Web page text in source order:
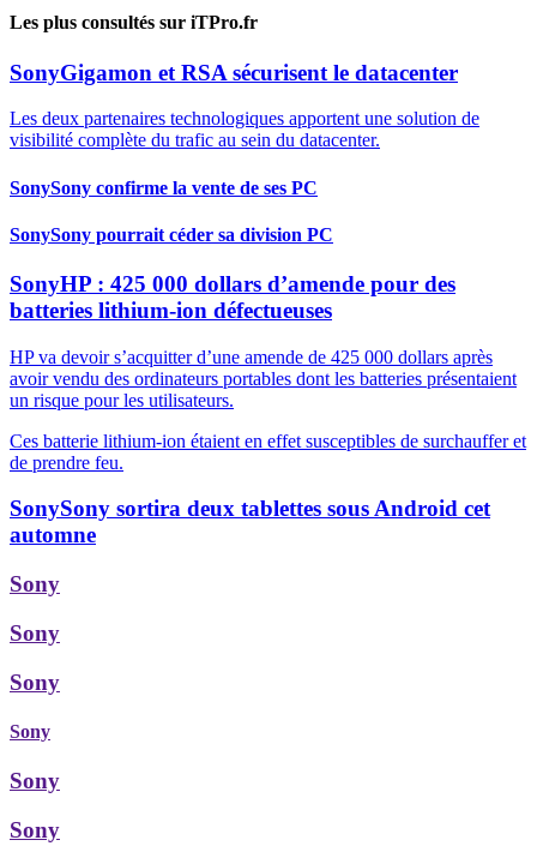
Les plus consultés sur iTPro.fr
SonyGigamon et RSA sécurisent le datacenter
Les deux partenaires technologiques apportent une solution de
visibilité complète du trafic au sein du datacenter.
SonySony confirme la vente de ses PC
SonySony pourrait céder sa division PC
SonyHP : 425 000 dollars d’amende pour des
batteries lithium-ion défectueuses
HP va devoir s’acquitter d’une amende de 425 000 dollars après
avoir vendu des ordinateurs portables dont les batteries présentaient
un risque pour les utilisateurs.
Ces batterie lithium-ion étaient en effet susceptibles de surchauffer et
de prendre feu.
SonySony sortira deux tablettes sous Android cet
automne
Sony
Sony
Sony
Sony
Sony
Sony